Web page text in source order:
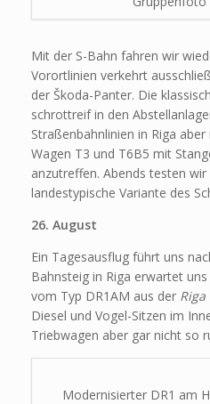
Mit der S-Bahn fahren wir
Vorortlinien verkehrt
der Škoda-Panter. Die
schrottreif in den
Straßenbahnlinien in Riga
Wagen T3 und T6B5 mit
anzutreffen. Abends testen wir
landestypische Variante des
26. August
Ein Tagesausflug führt uns
Bahnsteig in Riga erwartet
vom Typ DR1AM aus der
Diesel und Vogel-Sitzen im
Triebwagen aber gar nicht so
Modernisierter DR1 am